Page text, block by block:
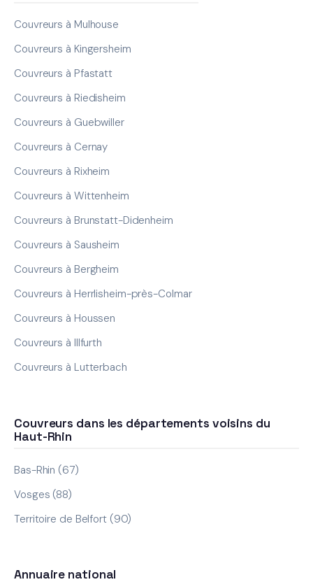
Couvreurs à Mulhouse
Couvreurs à Kingersheim
Couvreurs à Pfastatt
Couvreurs à Riedisheim
Couvreurs à Guebwiller
Couvreurs à Cernay
Couvreurs à Rixheim
Couvreurs à Wittenheim
Couvreurs à Brunstatt-Didenheim
Couvreurs à Sausheim
Couvreurs à Bergheim
Couvreurs à Herrlisheim-près-Colmar
Couvreurs à Houssen
Couvreurs à Illfurth
Couvreurs à Lutterbach
Couvreurs dans les départements voisins du
Haut-Rhin
Bas-Rhin (67)
Vosges (88)
Territoire de Belfort (90)
Annuaire national